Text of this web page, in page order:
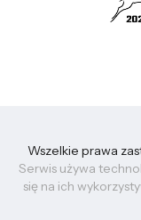
Wszelkie prawa
Serwis używa
się na ich